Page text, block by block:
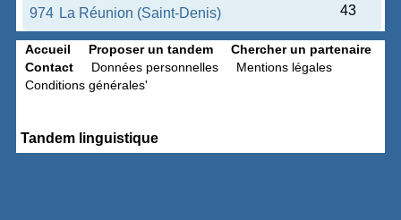
974 La Réunion (Saint-Denis) 43
Accueil Proposer un tandem
Chercher un partenaire
Contact
Données personnelles
Mentions légales
Conditions générales'
Tandem linguistique